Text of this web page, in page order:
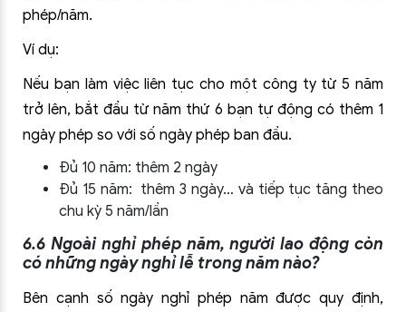
phép/năm.
Ví dụ:
Nếu bạn làm việc liên tục cho một công ty từ 5 năm
trở lên, bắt đầu từ năm thứ 6 bạn tự động có thêm 1
ngày phép so với số ngày phép ban đầu.
Đủ 10 năm: thêm 2 ngày
Đủ 15 năm: thêm 3 ngày… và tiếp tục tăng theo
chu kỳ 5 năm/lần
6.6 Ngoài nghỉ phép năm, người lao động còn
có những ngày nghỉ lễ trong năm nào?
Bên cạnh số ngày nghỉ phép năm được quy định,